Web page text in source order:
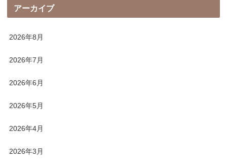
アーカイブ
2026年8月
2026年7月
2026年6月
2026年5月
2026年4月
2026年3月